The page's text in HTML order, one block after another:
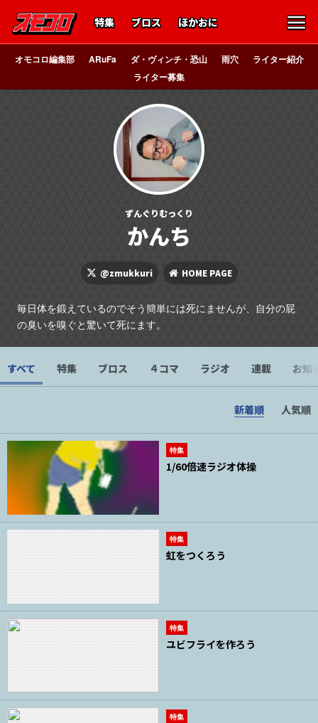
特集 ブロス ほかおに
オモコロ編集部 ARuFa ダ・ヴィンチ・恐山 雨穴
ライター紹介
ライター募集
ずんぐりむっくり
かんち
@zmukkuri HOME PAGE
毎日体を鍛えているのでそう簡単には死にませんが、自分の屁
の臭いを嗅ぐと驚いて死にます。
すべて 特集 ブロス ４コマ ラジオ 連載 お知
新着順 人気順
特集
1/60倍速ラジオ体操
特集
虹をつくろう
特集
ユビフライを作ろう
特集